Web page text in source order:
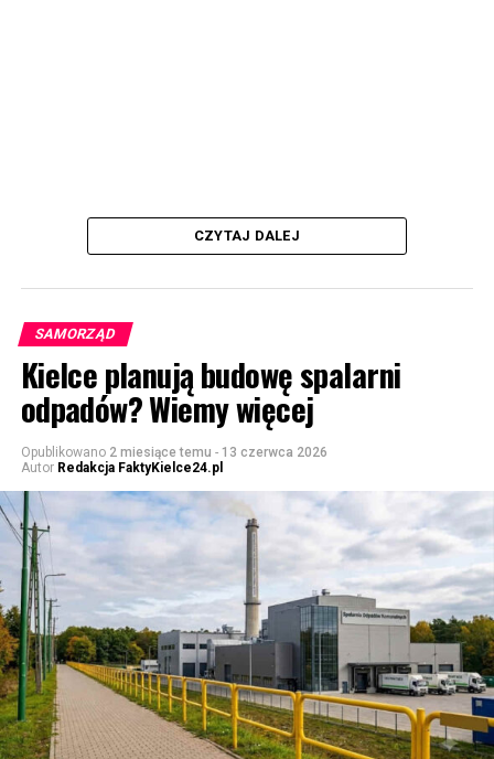
CZYTAJ DALEJ
SAMORZĄD
Kielce planują budowę spalarni
odpadów? Wiemy więcej
Opublikowano 2 miesiące temu - 13 czerwca 2026
Autor Redakcja FaktyKielce24.pl